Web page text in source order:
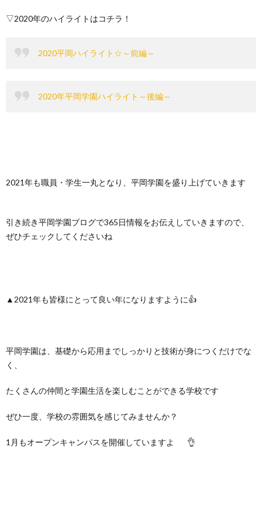
▽2020年のハイライトはコチラ！
2020平岡ハイライト☆～前編～
2020年平岡学園ハイライト～後編～
2021年も職員・学生一丸となり、平岡学園を盛り上げていきます
引き続き平岡学園ブログで365日情報をお伝えしていきますので、
ぜひチェックしてくださいね
▲2021年も皆様にとって良い年になりますように👍
平岡学園は、基礎から応用までしっかりと技術が身につくだけでな
く、
たくさんの仲間と学園生活を楽しむことができる学校です
ぜひ一度、学校の雰囲気を感じてみませんか？
1月もオープンキャンパスを開催していますよ 👌